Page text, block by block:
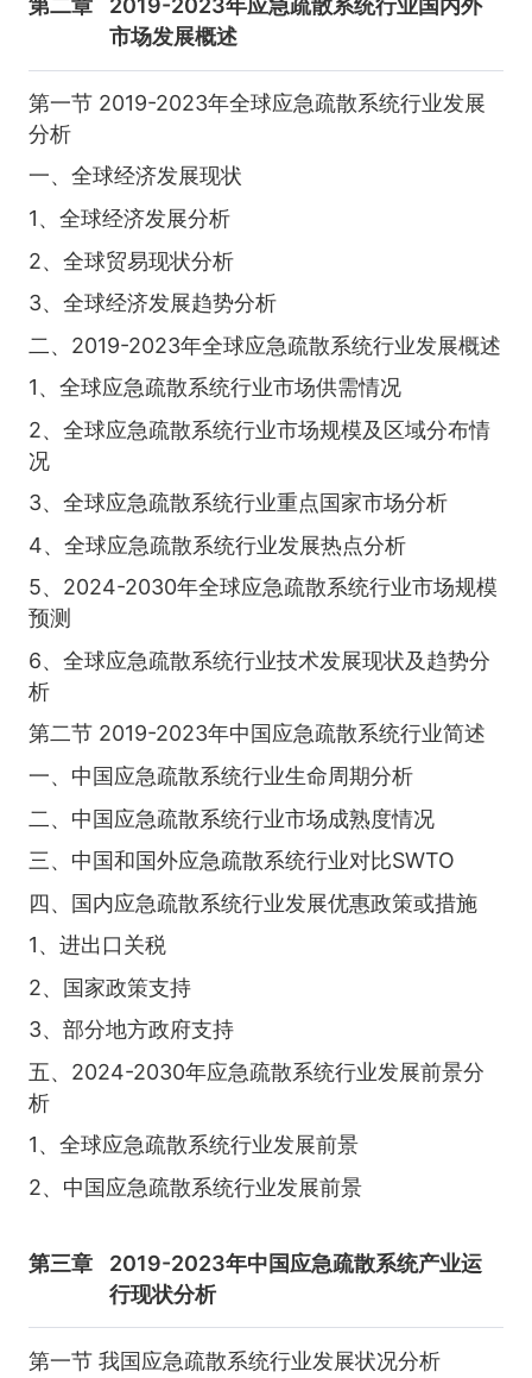
第二章
2019-2023年应急疏散系统行业国内外
市场发展概述
第一节 2019-2023年全球应急疏散系统行业发展
分析
一、全球经济发展现状
1、全球经济发展分析
2、全球贸易现状分析
3、全球经济发展趋势分析
二、2019-2023年全球应急疏散系统行业发展概述
1、全球应急疏散系统行业市场供需情况
2、全球应急疏散系统行业市场规模及区域分布情
况
3、全球应急疏散系统行业重点国家市场分析
4、全球应急疏散系统行业发展热点分析
5、2024-2030年全球应急疏散系统行业市场规模
预测
6、全球应急疏散系统行业技术发展现状及趋势分
析
第二节 2019-2023年中国应急疏散系统行业简述
一、中国应急疏散系统行业生命周期分析
二、中国应急疏散系统行业市场成熟度情况
三、中国和国外应急疏散系统行业对比SWTO
四、国内应急疏散系统行业发展优惠政策或措施
1、进出口关税
2、国家政策支持
3、部分地方政府支持
五、2024-2030年应急疏散系统行业发展前景分
析
1、全球应急疏散系统行业发展前景
2、中国应急疏散系统行业发展前景
第三章
2019-2023年中国应急疏散系统产业运
行现状分析
第一节 我国应急疏散系统行业发展状况分析